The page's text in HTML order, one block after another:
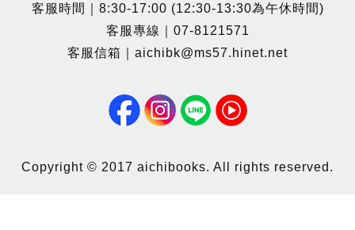
客服時間｜8:30-17:00 (12:30-13:30為午休時間)
客服專線｜07-8121571
客服信箱｜aichibk@ms57.hinet.net
Copyright © 2017 aichibooks. All rights reserved.